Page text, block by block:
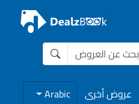
عروض أخرى Arabic